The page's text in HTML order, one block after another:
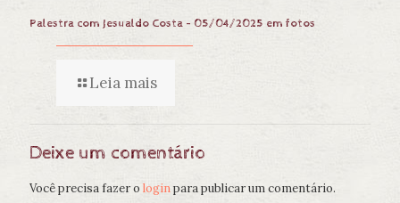
Palestra com Jesualdo Costa – 05/04/2025 em fotos
Leia mais
Deixe um comentário
Você precisa fazer o loginpara publicar um comentário.